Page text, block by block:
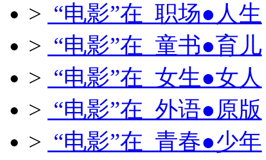
> “电影”在 职场●人生
> “电影”在 童书●育儿
> “电影”在 女生●女人
> “电影”在 外语●原版
> “电影”在 青春●少年